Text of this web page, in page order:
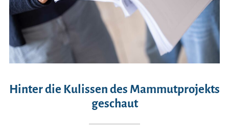
Hinter die Kulissen des Mammutprojekts
geschaut